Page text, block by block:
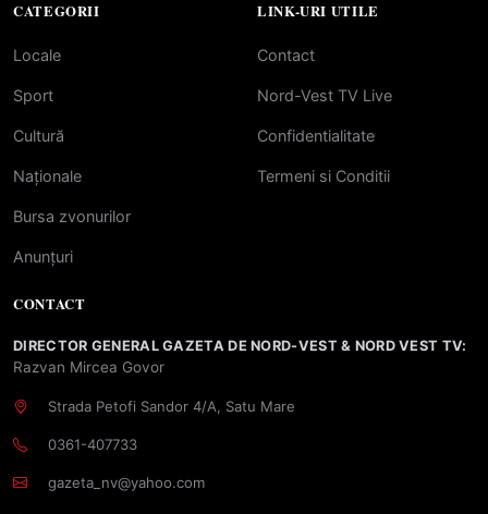
CATEGORII
Locale
Sport
Cultură
Naționale
Bursa zvonurilor
Anunțuri
LINK-URI UTILE
Contact
Nord-Vest TV Live
Confidentialitate
Termeni si Conditii
CONTACT
DIRECTOR GENERAL GAZETA DE NORD-VEST & NORD VEST TV:
Razvan Mircea Govor
Strada Petofi Sandor 4/A, Satu Mare
0361-407733
gazeta_nv@yahoo.com